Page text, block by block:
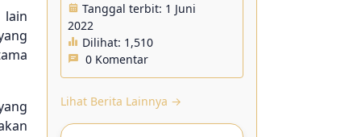
lain
Tanggal terbit: 1 Juni
2022
Dilihat: 1,510
0 Komentar
Lihat Berita Lainnya →